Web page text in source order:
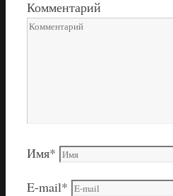
Комментарий
Имя*
E-mail*